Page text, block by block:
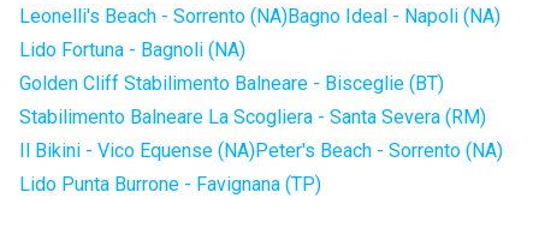
Leonelli's Beach - Sorrento (NA)Bagno Ideal - Napoli (NA)
Lido Fortuna - Bagnoli (NA)
Golden Cliff Stabilimento Balneare - Bisceglie (BT)
Stabilimento Balneare La Scogliera - Santa Severa (RM)
Il Bikini - Vico Equense (NA)Peter's Beach - Sorrento (NA)
Lido Punta Burrone - Favignana (TP)